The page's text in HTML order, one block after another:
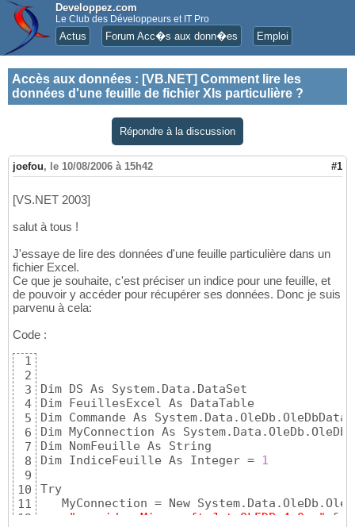
Developpez.com
Le Club des Développeurs et IT Pro
Actus Forum Acc�s aux donn�es Emploi
Accès aux données : [VB.NET] Comment lire les
données d'une feuille de fichier Xls particulière ?
Répondre à la discussion
joefou, le 10/08/2006 à 15h42 #1
[VS.NET 2003]
salut à tous !
J'essaye de lire des données d'une feuille particulière dans un
fichier Excel.
Ce que je souhaite, c'est préciser un indice pour une feuille, et
de pouvoir y accéder pour récupérer ses données. Donc je suis
parvenu à cela:
Code :
1
2
3
4
5
6
7
8
9
10
11
12
Dim DS As System.Data.DataSet
Dim FeuillesExcel As DataTable
Dim Commande As
Dim MyConnection As
Dim NomFeuille As String
Dim IndiceFeuille As Integer = 1
Try
MyConnection = New
"provider=Microsoft.Jet.OLEDB.4.0; "
& _